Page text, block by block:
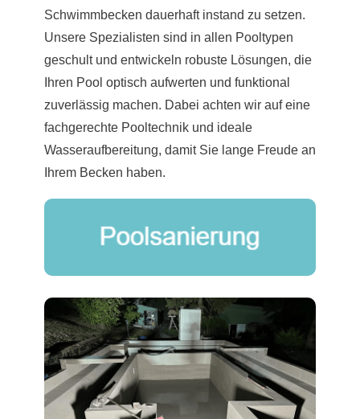
Schwimmbecken dauerhaft instand zu setzen.
Unsere Spezialisten sind in allen Pooltypen
geschult und entwickeln robuste Lösungen, die
Ihren Pool optisch aufwerten und funktional
zuverlässig machen. Dabei achten wir auf eine
fachgerechte Pooltechnik und ideale
Wasseraufbereitung, damit Sie lange Freude an
Ihrem Becken haben.